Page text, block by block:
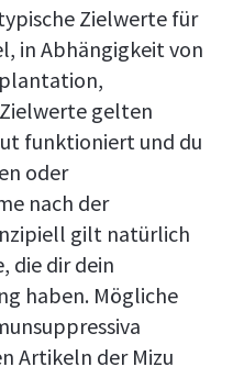
Zielwerte für
in Abhängigkeit von
gelten
funktioniert und du
oder
nach der
gilt natürlich
die dir dein
haben. Mögliche
Artikeln der Mizu